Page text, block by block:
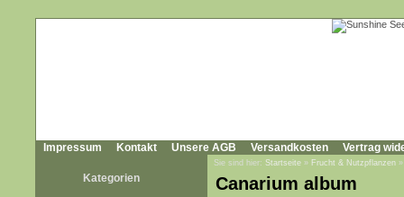
Impressum Kontakt Unsere AGB Versandkosten Vertrag
Kategorien
Sie sind hier: Startseite » Frucht & Nutzpflanzen
Canarium album